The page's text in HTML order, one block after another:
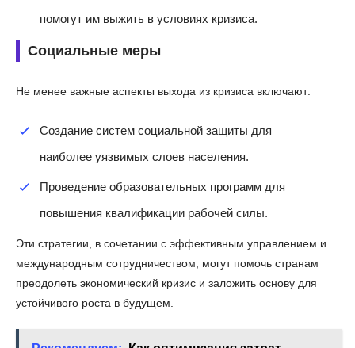
помогут им выжить в условиях кризиса.
Социальные меры
Не менее важные аспекты выхода из кризиса включают:
Создание систем социальной защиты для
наиболее уязвимых слоев населения.
Проведение образовательных программ для
повышения квалификации рабочей силы.
Эти стратегии, в сочетании с эффективным управлением и
международным сотрудничеством, могут помочь странам
преодолеть экономический кризис и заложить основу для
устойчивого роста в будущем.